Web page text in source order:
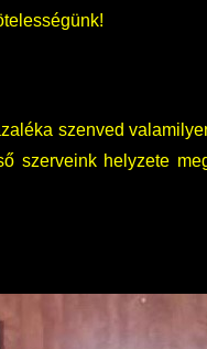
szenved
szerveink helyzete